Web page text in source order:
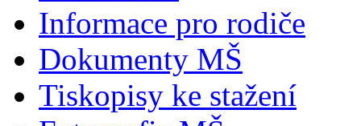
Informace pro rodiče
Dokumenty MŠ
Tiskopisy ke stažení